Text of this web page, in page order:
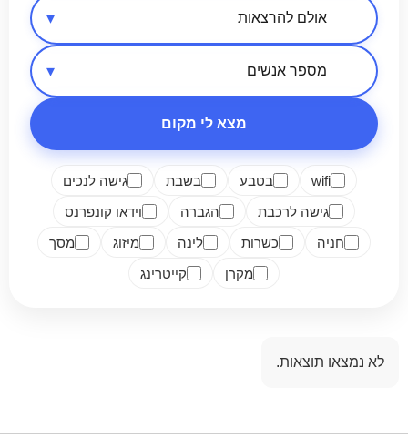
אזור בארץ
סיווג מקום
מספר אנשים
מצא לי מקום
wifi בטבע בשבת
גישה לנכים
גישה לרכבת
הגברה
וידאו קונפרנס
חניה
כשרות לינה מיזוג
מסך
מקרן
קייטרינג
לא נמצאו תוצאות.